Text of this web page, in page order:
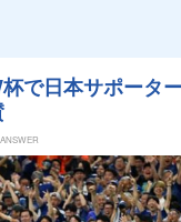
で日本サポータ